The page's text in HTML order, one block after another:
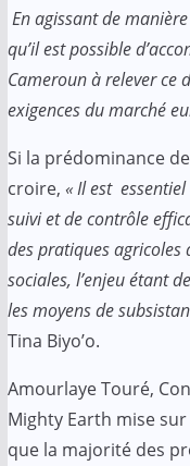
En agissant de
qu’il est possible
Cameroun à relever ce
exigences du marché
Si la prédominance
croire, « Il est
suivi et de contrôle
des pratiques agricoles
sociales, l’enjeu étant
les moyens de
Tina Biyo’o.
Amourlaye Touré,
Mighty Earth mise
que la majorité des